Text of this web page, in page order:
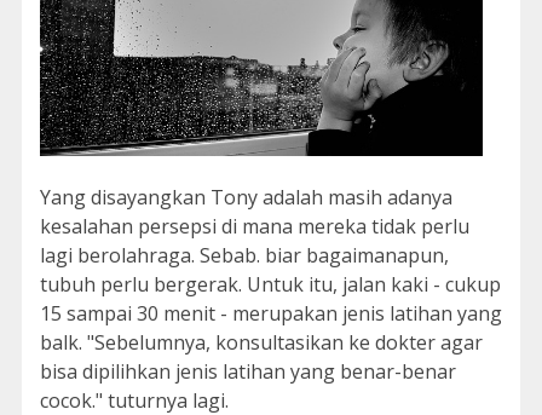
Yang disayangkan Tony adalah masih adanya
kesalahan persepsi di mana mereka tidak perlu
lagi berolahraga. Sebab. biar bagaimanapun,
tubuh perlu bergerak. Untuk itu, jalan kaki - cukup
15 sampai 30 menit - merupakan jenis latihan yang
balk. "Sebelumnya, konsultasikan ke dokter agar
bisa dipilihkan jenis latihan yang benar-benar
cocok." tuturnya lagi.